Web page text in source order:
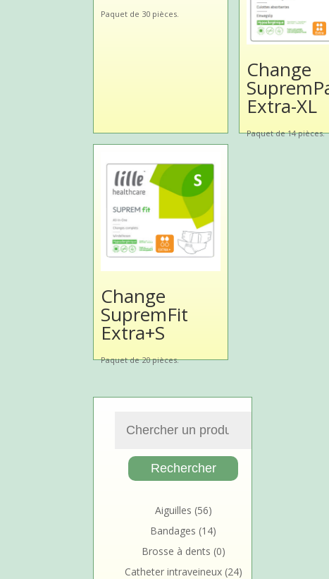
Paquet de 30 pièces.
Change
Extra-XL
Paquet de 14 pièces.
Change
SupremFit
Extra+S
Paquet de 20 pièces.
Aiguilles (56)
Bandages (14)
Brosse à dents (0)
Catheter intraveineux (24)